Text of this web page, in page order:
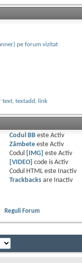
pe forum vizitat
text, textadd, link
Codul BBeste Activ
Zâmbeteeste Activ
Codul
[IMG] este Activ
[VIDEO]
code is Activ
Codul HTML este
Inactiv
Trackbacksare
Inactiv
Reguli Forum